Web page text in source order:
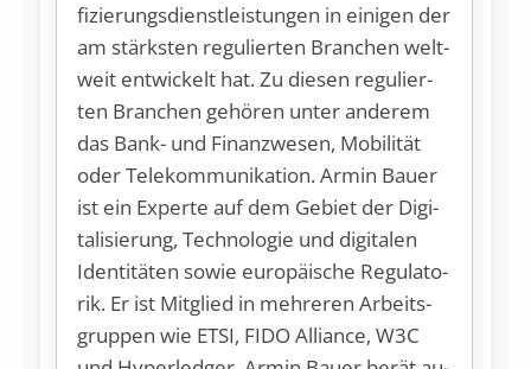
fi­zie­rungs­dienst­leis­tun­gen in ei­ni­gen der
am stärks­ten re­gu­lier­ten Bran­chen welt­
weit ent­wi­ckelt hat. Zu die­sen re­gu­lier­
ten Bran­chen ge­hö­ren un­ter an­de­rem
das Bank- und Fi­nanz­we­sen, Mo­bi­li­tät
oder Te­le­kom­mu­ni­ka­ti­on. Ar­min Bau­er
ist ein Ex­per­te auf dem Ge­biet der Di­gi­
ta­li­sie­rung, Tech­no­lo­gie und di­gi­ta­len
Iden­ti­tä­ten so­wie eu­ro­päi­sche Re­gu­la­to­
rik. Er ist Mit­glied in meh­re­ren Ar­beits­
grup­pen wie ETSI, FI­DO Al­li­an­ce, W3C